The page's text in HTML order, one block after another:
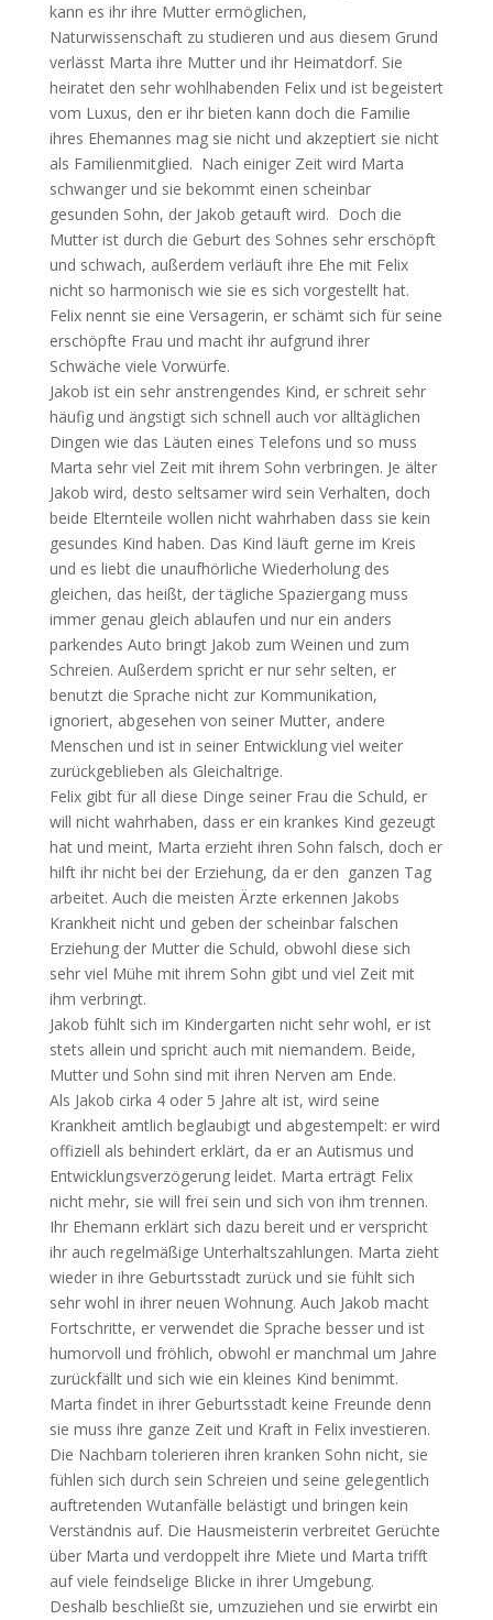
kann es ihr ihre Mutter ermöglichen,
Naturwissenschaft zu studieren und aus diesem Grund
verlässt Marta ihre Mutter und ihr Heimatdorf. Sie
heiratet den sehr wohlhabenden Felix und ist begeistert
vom Luxus, den er ihr bieten kann doch die Familie
ihres Ehemannes mag sie nicht und akzeptiert sie nicht
als Familienmitglied. Nach einiger Zeit wird Marta
schwanger und sie bekommt einen scheinbar
gesunden Sohn, der Jakob getauft wird. Doch die
Mutter ist durch die Geburt des Sohnes sehr erschöpft
und schwach, außerdem verläuft ihre Ehe mit Felix
nicht so harmonisch wie sie es sich vorgestellt hat.
Felix nennt sie eine Versagerin, er schämt sich für seine
erschöpfte Frau und macht ihr aufgrund ihrer
Schwäche viele Vorwürfe.
Jakob ist ein sehr anstrengendes Kind, er schreit sehr
häufig und ängstigt sich schnell auch vor alltäglichen
Dingen wie das Läuten eines Telefons und so muss
Marta sehr viel Zeit mit ihrem Sohn verbringen. Je älter
Jakob wird, desto seltsamer wird sein Verhalten, doch
beide Elternteile wollen nicht wahrhaben dass sie kein
gesundes Kind haben. Das Kind läuft gerne im Kreis
und es liebt die unaufhörliche Wiederholung des
gleichen, das heißt, der tägliche Spaziergang muss
immer genau gleich ablaufen und nur ein anders
parkendes Auto bringt Jakob zum Weinen und zum
Schreien. Außerdem spricht er nur sehr selten, er
benutzt die Sprache nicht zur Kommunikation,
ignoriert, abgesehen von seiner Mutter, andere
Menschen und ist in seiner Entwicklung viel weiter
zurückgeblieben als Gleichaltrige.
Felix gibt für all diese Dinge seiner Frau die Schuld, er
will nicht wahrhaben, dass er ein krankes Kind gezeugt
hat und meint, Marta erzieht ihren Sohn falsch, doch er
hilft ihr nicht bei der Erziehung, da er den ganzen Tag
arbeitet. Auch die meisten Ärzte erkennen Jakobs
Krankheit nicht und geben der scheinbar falschen
Erziehung der Mutter die Schuld, obwohl diese sich
sehr viel Mühe mit ihrem Sohn gibt und viel Zeit mit
ihm verbringt.
Jakob fühlt sich im Kindergarten nicht sehr wohl, er ist
stets allein und spricht auch mit niemandem. Beide,
Mutter und Sohn sind mit ihren Nerven am Ende.
Als Jakob cirka 4 oder 5 Jahre alt ist, wird seine
Krankheit amtlich beglaubigt und abgestempelt: er wird
offiziell als behindert erklärt, da er an Autismus und
Entwicklungsverzögerung leidet. Marta erträgt Felix
nicht mehr, sie will frei sein und sich von ihm trennen.
Ihr Ehemann erklärt sich dazu bereit und er verspricht
ihr auch regelmäßige Unterhaltszahlungen. Marta zieht
wieder in ihre Geburtsstadt zurück und sie fühlt sich
sehr wohl in ihrer neuen Wohnung. Auch Jakob macht
Fortschritte, er verwendet die Sprache besser und ist
humorvoll und fröhlich, obwohl er manchmal um Jahre
zurückfällt und sich wie ein kleines Kind benimmt.
Marta findet in ihrer Geburtsstadt keine Freunde denn
sie muss ihre ganze Zeit und Kraft in Felix investieren.
Die Nachbarn tolerieren ihren kranken Sohn nicht, sie
fühlen sich durch sein Schreien und seine gelegentlich
auftretenden Wutanfälle belästigt und bringen kein
Verständnis auf. Die Hausmeisterin verbreitet Gerüchte
über Marta und verdoppelt ihre Miete und Marta trifft
auf viele feindselige Blicke in ihrer Umgebung.
Deshalb beschließt sie, umzuziehen und sie erwirbt ein